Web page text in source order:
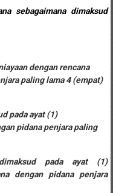
sebagaimana dimaksud
dengan rencana
paling lama 4 (empat)
pada ayat (1)
pidanapenjara paling
pada ayat (1)
dengan pidanapenjara